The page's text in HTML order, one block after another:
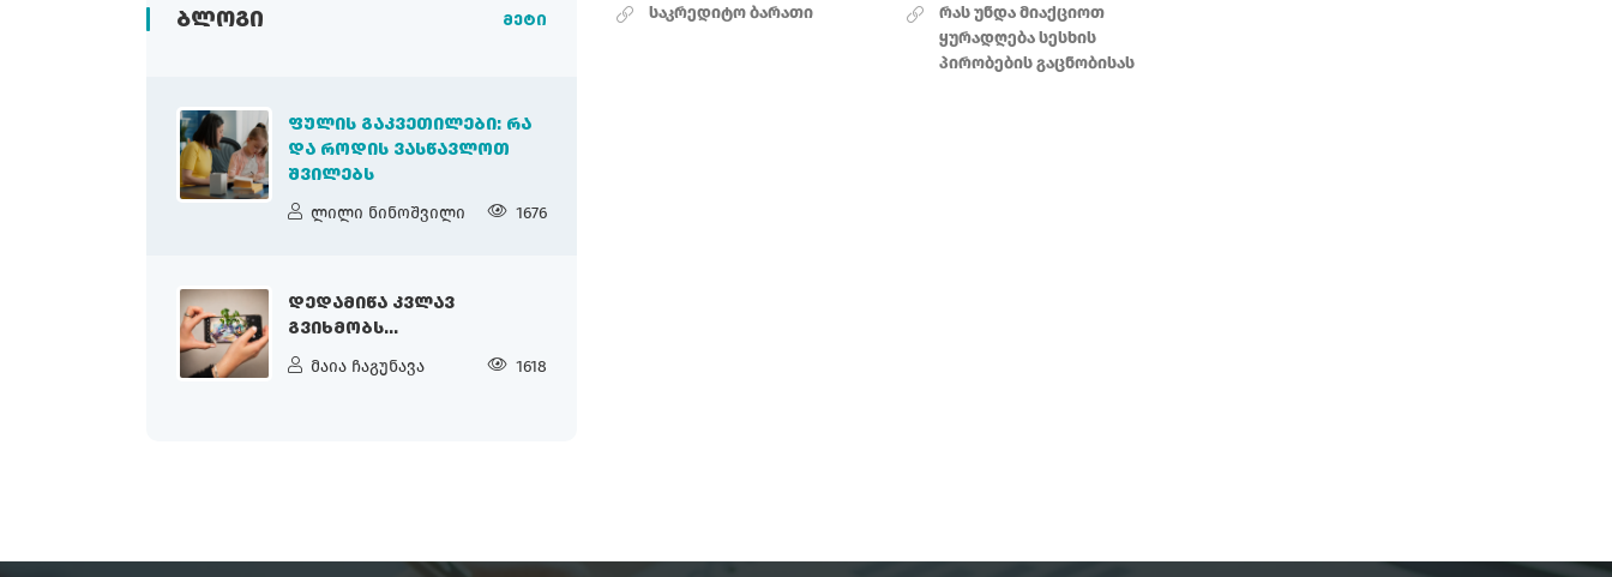
ᲑᲚᲝᲒᲘ მეტი
ᲤᲣᲚᲘᲡ ᲒᲐᲙᲕᲔᲗᲘᲚᲔᲑᲘ: ᲠᲐ
ᲓᲐ ᲠᲝᲓᲘᲡ ᲕᲐᲡᲬᲐᲕᲚᲝᲗ
ᲨᲕᲘᲚᲔᲑᲡ
ლილი ნინოშვილი 1676
ᲓᲔᲓᲐᲛᲘᲬᲐ ᲙᲕᲚᲐᲕ
ᲒᲕᲘᲮᲛᲝᲑᲡ...
მაია ჩაგუნავა 1618
საკრედიტო ბარათი
რას უნდა მიაქციოთ
ყურადღება სესხის
პირობების გაცნობისას